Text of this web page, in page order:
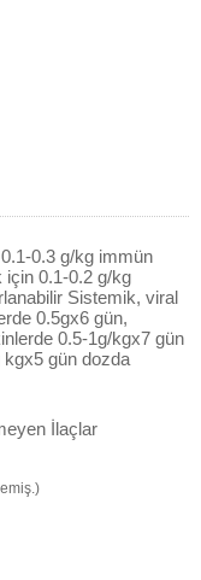
0.3 g/kg immün
için 0.1-0.2 g/kg
Sistemik, viral
0.5gx6 gün,
0.5-1g/kgx7 gün
gün dozda
İlaçlar